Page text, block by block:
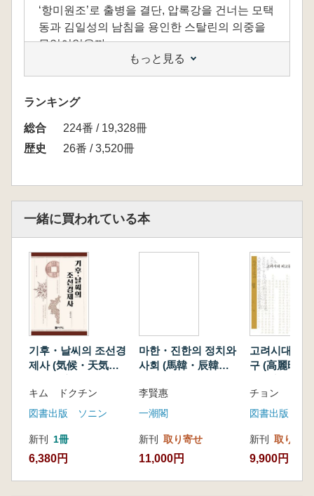
‘항미원조’로 출병을 결단, 압록강을 건너는 모택
동과 김일성의 남침을 용인한 스탈린의 의중을
무엇이었을까.
한국전쟁 당시 이 세 명의 정책결정자들 간에 오
고간 기밀문건들을 통해 국내에 그동안 간헐적
공개에 그쳤던 중국과 소련의 한국전쟁 관련 정
책결정 과정과 내막을 사안별 집중적으로 살펴
볼 기회를 제공한다.
건 대상 한국전쟁 연구의 세계적 권위자인 션즈
화 교수의 편저, 북경대 김동길 교수와 중앙대 이
이 책에서 그 해답을 찾는다.
もっと見る
ランキング
総合
224番 / 19,328冊
歴史
26番 / 3,520冊
一緒に買われている本
기후・날씨의 조선경
제사 (気候・天気の
キム ドクチン
図書出版 ソニン
新刊 1冊
6,380円
마한・진한의 정치와
사회 (馬韓・辰韓の
李賢惠
一潮閣
新刊 取り寄せ
11,000円
고려시대 외
구 (高麗時代
チョン ドン
図書出版 ヘ
新刊 取り寄せ
9,900円